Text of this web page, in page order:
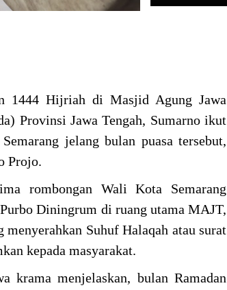
1444 Hijriah di Masjid Agung Jawa
Provinsi Jawa Tengah, Sumarno ikut
jelang bulan puasa tersebut,
Projo.
rombongan Wali Kota Semarang
Diningrum di ruang utama MAJT,
Suhuf Halaqah atau surat
kepada masyarakat.
krama menjelaskan, bulan Ramadan